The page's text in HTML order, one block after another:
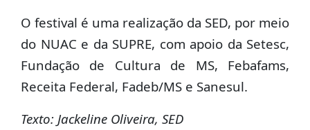
O festival é uma realização da SED, por meio
do NUAC e da SUPRE, com apoio da Setesc,
Fundação de Cultura de MS, Febafams,
Receita Federal, Fadeb/MS e Sanesul.
Texto: Jackeline Oliveira, SED